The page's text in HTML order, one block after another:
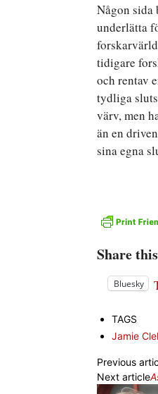
Någon sida
underlätta
tidigare
och rentav
tydliga
värv, men
än en
sina egna
Share
Bluesky
TAGS
Jamie
Previous
Next article